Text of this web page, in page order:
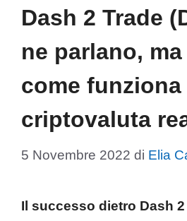
Dash 2 Trade
ne parlano,
come funziona
criptovaluta
5 Novembre 2022 di Elia
Il successo dietro Dash 2